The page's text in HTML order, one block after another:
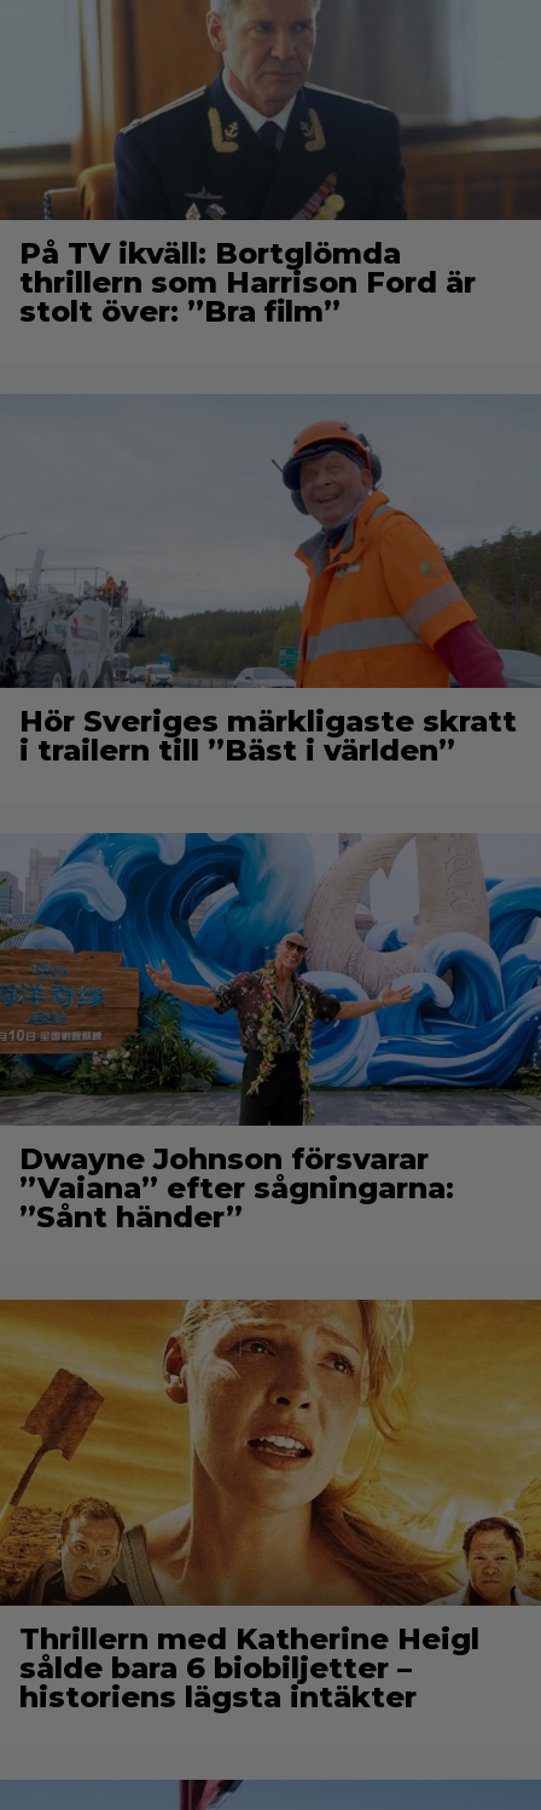
På TV ikväll: Bortglömda
thrillern som Harrison Ford är
stolt över: ”Bra film”
Hör Sveriges märkligaste skratt
i trailern till ”Bäst i världen”
Dwayne Johnson försvarar
”Vaiana” efter sågningarna:
”Sånt händer”
Thrillern med Katherine Heigl
sålde bara 6 biobiljetter –
historiens lägsta intäkter